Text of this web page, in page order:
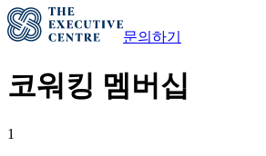
문의하기
코워킹 멤버십
1